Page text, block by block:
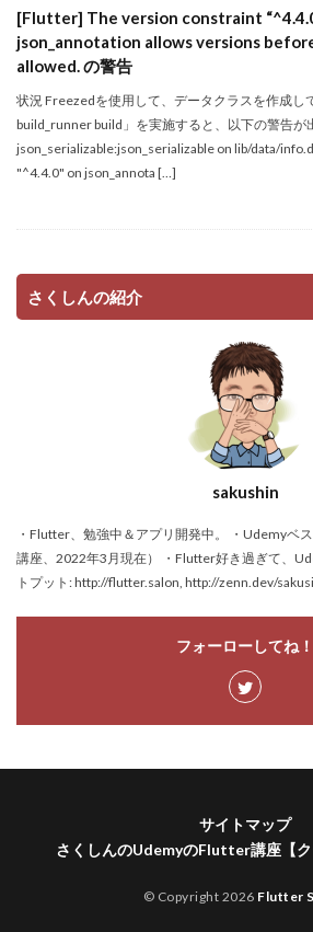
[Flutter] The version constraint
json_annotation allows versions
allowed. の警告
状況 Freezedを使用して、データクラスを作成し
build_runner build」を実施すると、以下の警告が
json_serializable:json_serializable on lib/data/
"^4.4.0" on json_annota […]
さくしんの紹介
sakushin
・Flutter、勉強中＆アプリ開発中。 ・Udemyベ
講座、2022年3月現在） ・Flutter好き過ぎて、
トプット: http://flutter.salon, http://zenn.dev/
フォーローしてね！
サイトマップ
さくしんのUdemyのFlutter講座【ク
© Copyright 2026 Flutter